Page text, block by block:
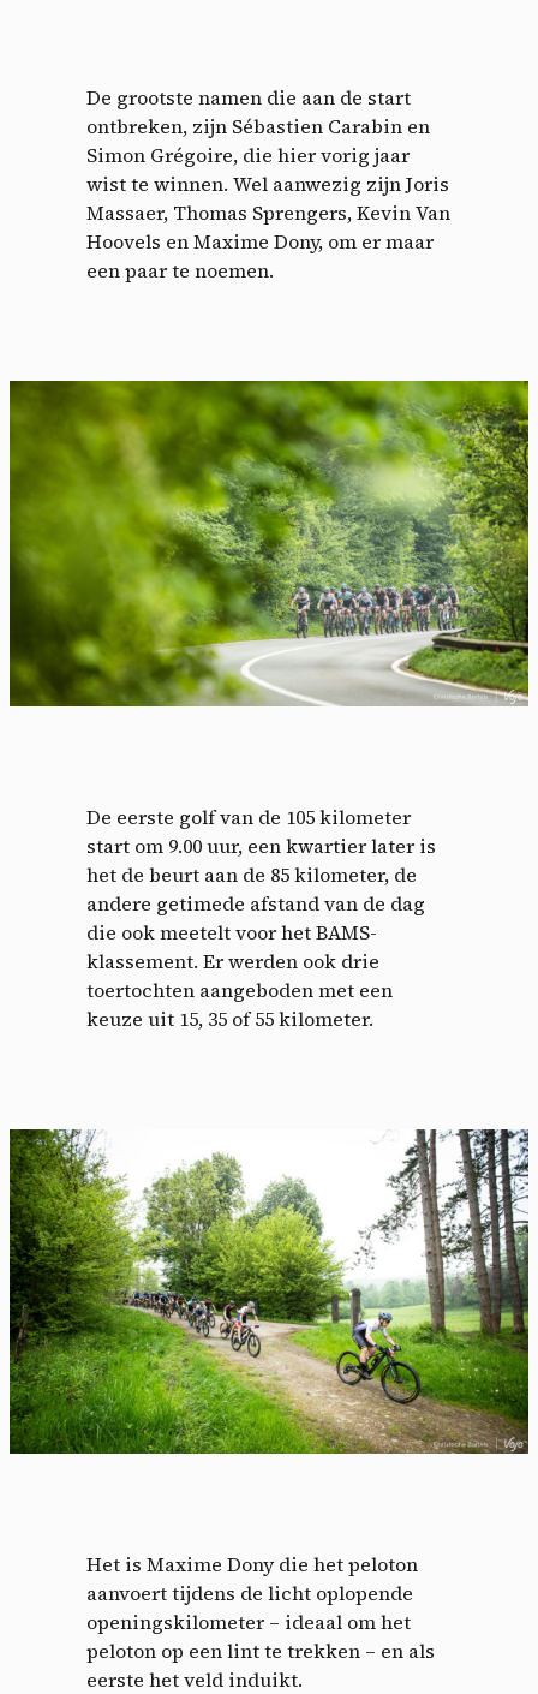
De grootste namen die aan de start
ontbreken, zijn Sébastien Carabin en
Simon Grégoire, die hier vorig jaar
wist te winnen. Wel aanwezig zijn Joris
Massaer, Thomas Sprengers, Kevin Van
Hoovels en Maxime Dony, om er maar
een paar te noemen.
De eerste golf van de 105 kilometer
start om 9.00 uur, een kwartier later is
het de beurt aan de 85 kilometer, de
andere getimede afstand van de dag
die ook meetelt voor het BAMS-
klassement. Er werden ook drie
toertochten aangeboden met een
keuze uit 15, 35 of 55 kilometer.
Het is Maxime Dony die het peloton
aanvoert tijdens de licht oplopende
openingskilometer – ideaal om het
peloton op een lint te trekken – en als
eerste het veld induikt.